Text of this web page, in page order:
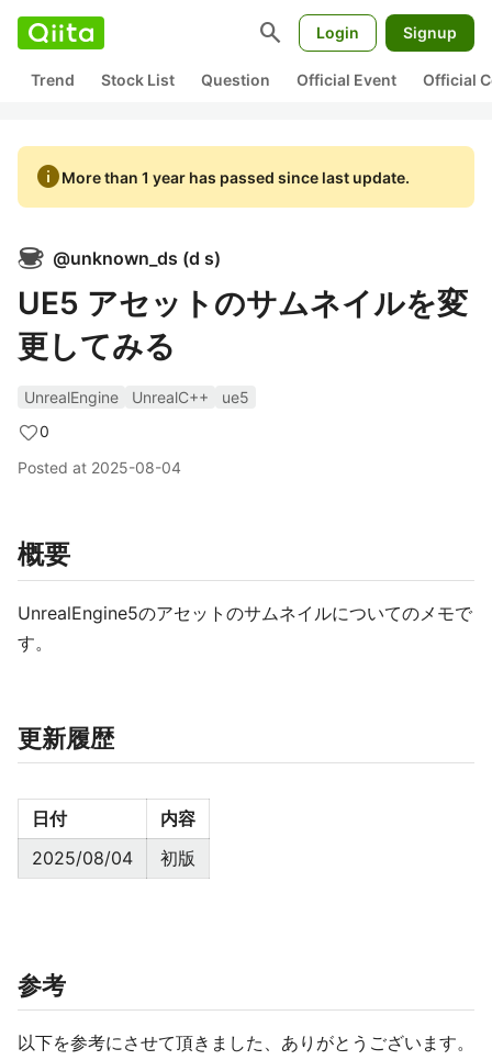
search Login Signup
Trend Stock List Question Official Event Official
infoMore than 1 year has passed since last update.
@unknown_ds (d s)
UE5 アセットのサムネイルを変
更してみる
UnrealEngine UnrealC++
ue5
0
Posted at 2025-08-04
概要
UnrealEngine5のアセットのサムネイルについてのメモで
す。
更新履歴
日付
内容
2025/08/04
初版
参考
以下を参考にさせて頂きました、ありがとうございます。